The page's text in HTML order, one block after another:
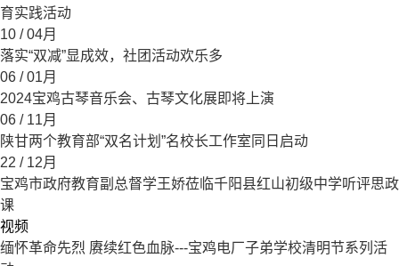
育实践活动
10 / 04月
落实“双减”显成效，社团活动欢乐多
06 / 01月
2024宝鸡古琴音乐会、古琴文化展即将上演
06 / 11月
陕甘两个教育部“双名计划”名校长工作室同日启动
22 / 12月
宝鸡市政府教育副总督学王娇莅临千阳县红山初级中学听评思政
课
视频
缅怀革命先烈 赓续红色血脉---宝鸡电厂子弟学校清明节系列活